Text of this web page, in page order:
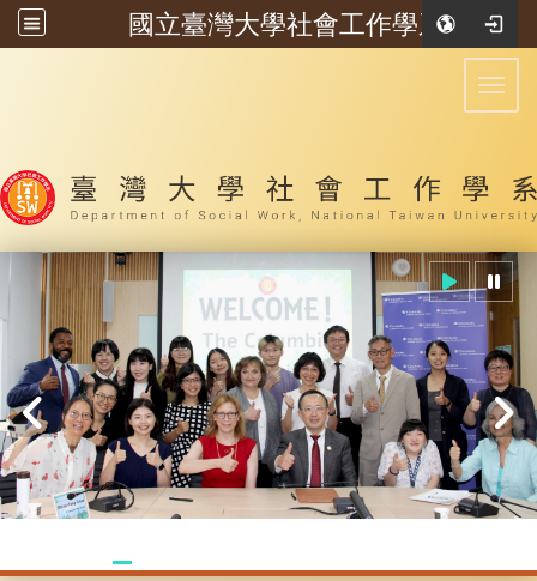
國立臺灣大學社會工作學系
:::